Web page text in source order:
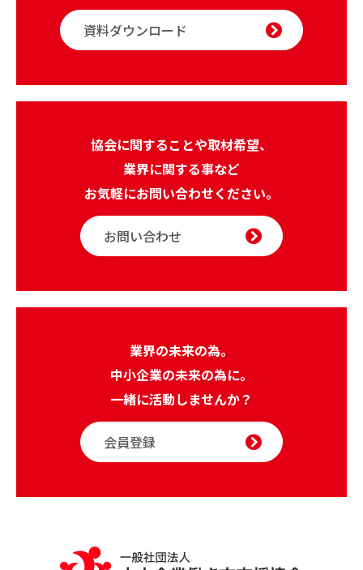
資料ダウンロード
協会に関することや取材希望、
業界に関する事など
お気軽にお問い合わせください。
お問い合わせ
業界の未来の為。
中小企業の未来の為に。
一緒に活動しませんか？
会員登録